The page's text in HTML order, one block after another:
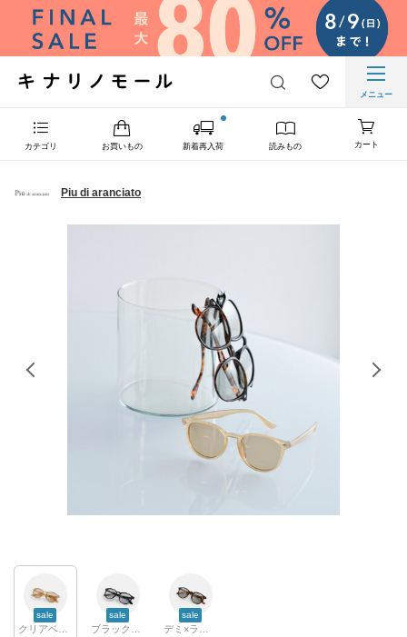
メニュー
カテゴリ お買いもの 新着再入荷 読みもの カート
Piu di aranciato
sale sale sale